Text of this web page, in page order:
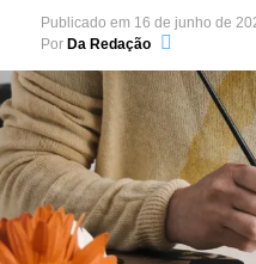
Publicado em 16 de junho de
Por Da Redação